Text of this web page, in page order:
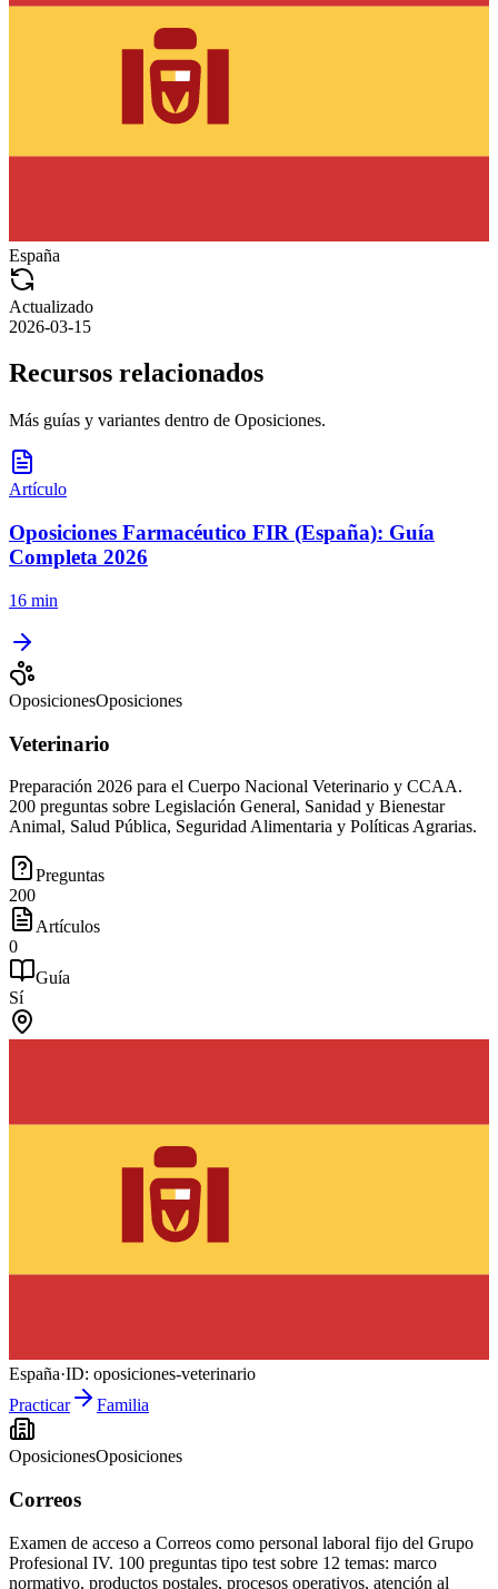
España
Actualizado
2026-03-15
Recursos relacionados
Más guías y variantes dentro de Oposiciones.
Artículo
Oposiciones Farmacéutico FIR (España): Guía
Completa 2026
16 min
OposicionesOposiciones
Veterinario
Preparación 2026 para el Cuerpo Nacional Veterinario y CCAA.
200 preguntas sobre Legislación General, Sanidad y Bienestar
Animal, Salud Pública, Seguridad Alimentaria y Políticas Agrarias.
Preguntas
200
Artículos
0
Guía
Sí
España·ID: oposiciones-veterinario
Practicar
Familia
OposicionesOposiciones
Correos
Examen de acceso a Correos como personal laboral fijo del Grupo
Profesional IV. 100 preguntas tipo test sobre 12 temas: marco
normativo, productos postales, procesos operativos, atención al